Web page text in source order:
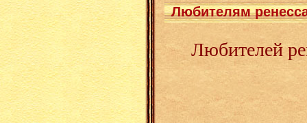
Любителям
Любителей